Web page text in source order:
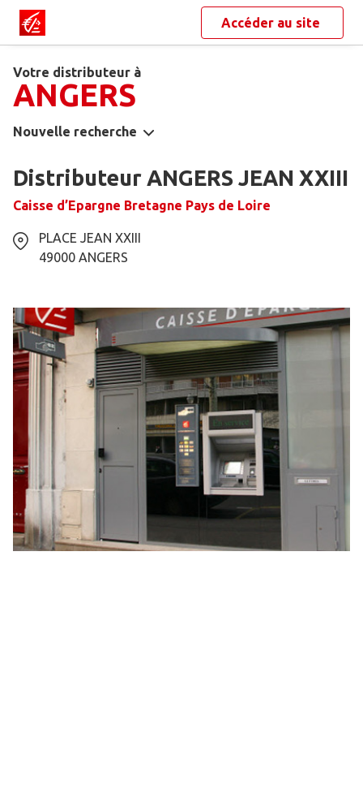
Accéder au site
Votre distributeur à
ANGERS
Nouvelle recherche
Distributeur ANGERS JEAN XXIII
Caisse d’Epargne Bretagne Pays de Loire
PLACE JEAN XXIII
49000 ANGERS